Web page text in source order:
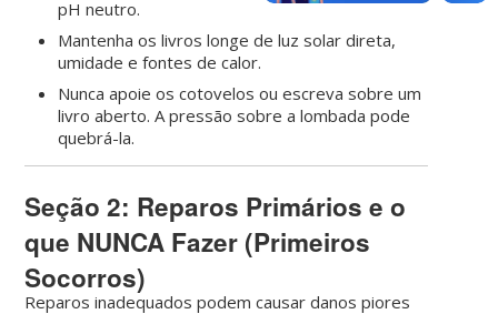
pH neutro.
Mantenha os livros longe de luz solar direta,
umidade e fontes de calor.
Nunca apoie os cotovelos ou escreva sobre um
livro aberto. A pressão sobre a lombada pode
quebrá-la.
Seção 2: Reparos Primários e o
que NUNCA Fazer (Primeiros
Socorros)
Reparos inadequados podem causar danos piores